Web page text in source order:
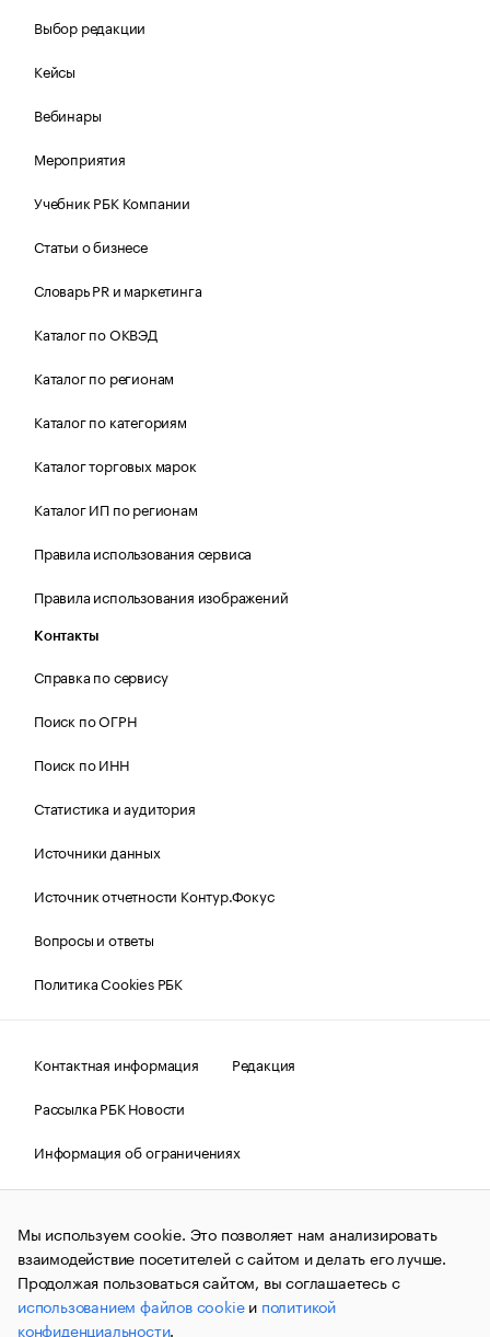
Выбор редакции
Кейсы
Вебинары
Мероприятия
Учебник РБК Компании
Статьи о бизнесе
Словарь PR и маркетинга
Каталог по ОКВЭД
Каталог по регионам
Каталог по категориям
Каталог торговых марок
Каталог ИП по регионам
Правила использования сервиса
Правила использования изображений
Контакты
Справка по сервису
Поиск по ОГРН
Поиск по ИНН
Статистика и аудитория
Источники данных
Источник отчетности Контур.Фокус
Вопросы и ответы
Политика Cookies РБК
Контактная информация
Редакция
Рассылка РБК Новости
Информация об ограничениях
Правовая информация
О соблюдении авторских прав
© АО «РОСБИЗНЕСКОНСАЛТИНГ»,1995–2026.Сообщения
и материалы информационного агентства «РБК»
(зарегистрировано Федеральной службой по надзору в сфере
связи, информационных технологий и массовых
коммуникаций (Роскомнадзор) 09.12.2015 за номером ИА
№ФС77-63848) сопровождаются пометкой «РБК». Отдельные
Мы используем cookie. Это позволяет нам анализировать
взаимодействие посетителей с сайтом и делать его лучше.
Продолжая пользоваться сайтом, вы соглашаетесь с
использованием файлов cookieи политикой
конфиденциальности.